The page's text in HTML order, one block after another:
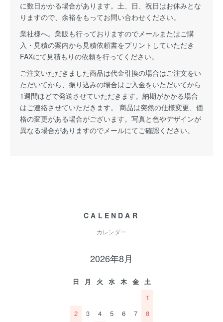
に数日かかる場合があります。土、日、祝日はお休みとな
りますので、余裕をもってお問い合わせください。
業社様へ。業販も行っておりますのでメールまたはご購
入・見積の案内から見積依頼書をプリントしていただき
FAXにて見積もりの依頼を行ってください。
ご注文いただきました商品は代金引換の場合はご注文をい
ただいてから、振り込みの場合はご入金をいただいてから
1週間ほどで発送させていただきます。納期がかかる場合
はご連絡させていただきます。 商品は突然の仕様変更、価
格の変更がある場合がございます。写真と色やデザインが
異なる場合がありますのでメールにてご確認ください。
CALENDAR
カレンダー
2026年8月
日 月 火 水 木 金
土
1
2
3 4 5 6 7
8